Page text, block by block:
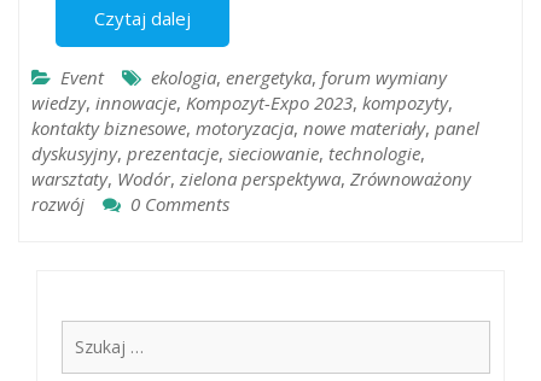
Czytaj dalej
Event ekologia, energetyka, forum wymiany
wiedzy, innowacje, Kompozyt-Expo 2023, kompozyty,
kontakty biznesowe, motoryzacja, nowe materiały, panel
dyskusyjny, prezentacje, sieciowanie, technologie,
warsztaty, Wodór, zielona perspektywa, Zrównoważony
rozwój
0 Comments